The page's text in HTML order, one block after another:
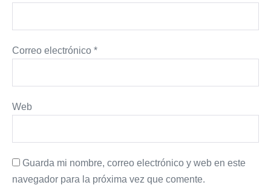
Correo electrónico *
Web
Guarda mi nombre, correo electrónico y web en este
navegador para la próxima vez que comente.